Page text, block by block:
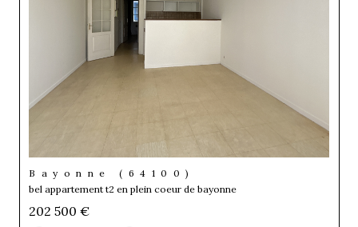
Bayonne (64100)
bel appartement t2 en plein coeur de bayonne
202 500 €